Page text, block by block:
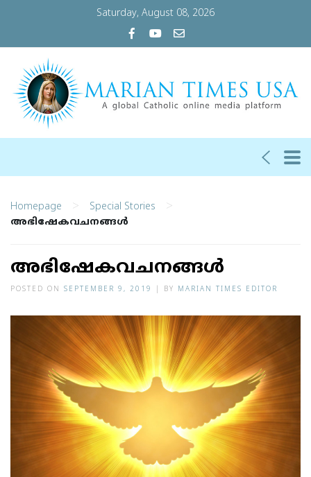
Saturday, August 08, 2026
Homepage > Special Stories >
അഭിഷേകവചനങ്ങള്‍
അഭിഷേകവചനങ്ങള്‍
POSTED ON SEPTEMBER 9, 2019 BY MARIAN TIMES EDITOR